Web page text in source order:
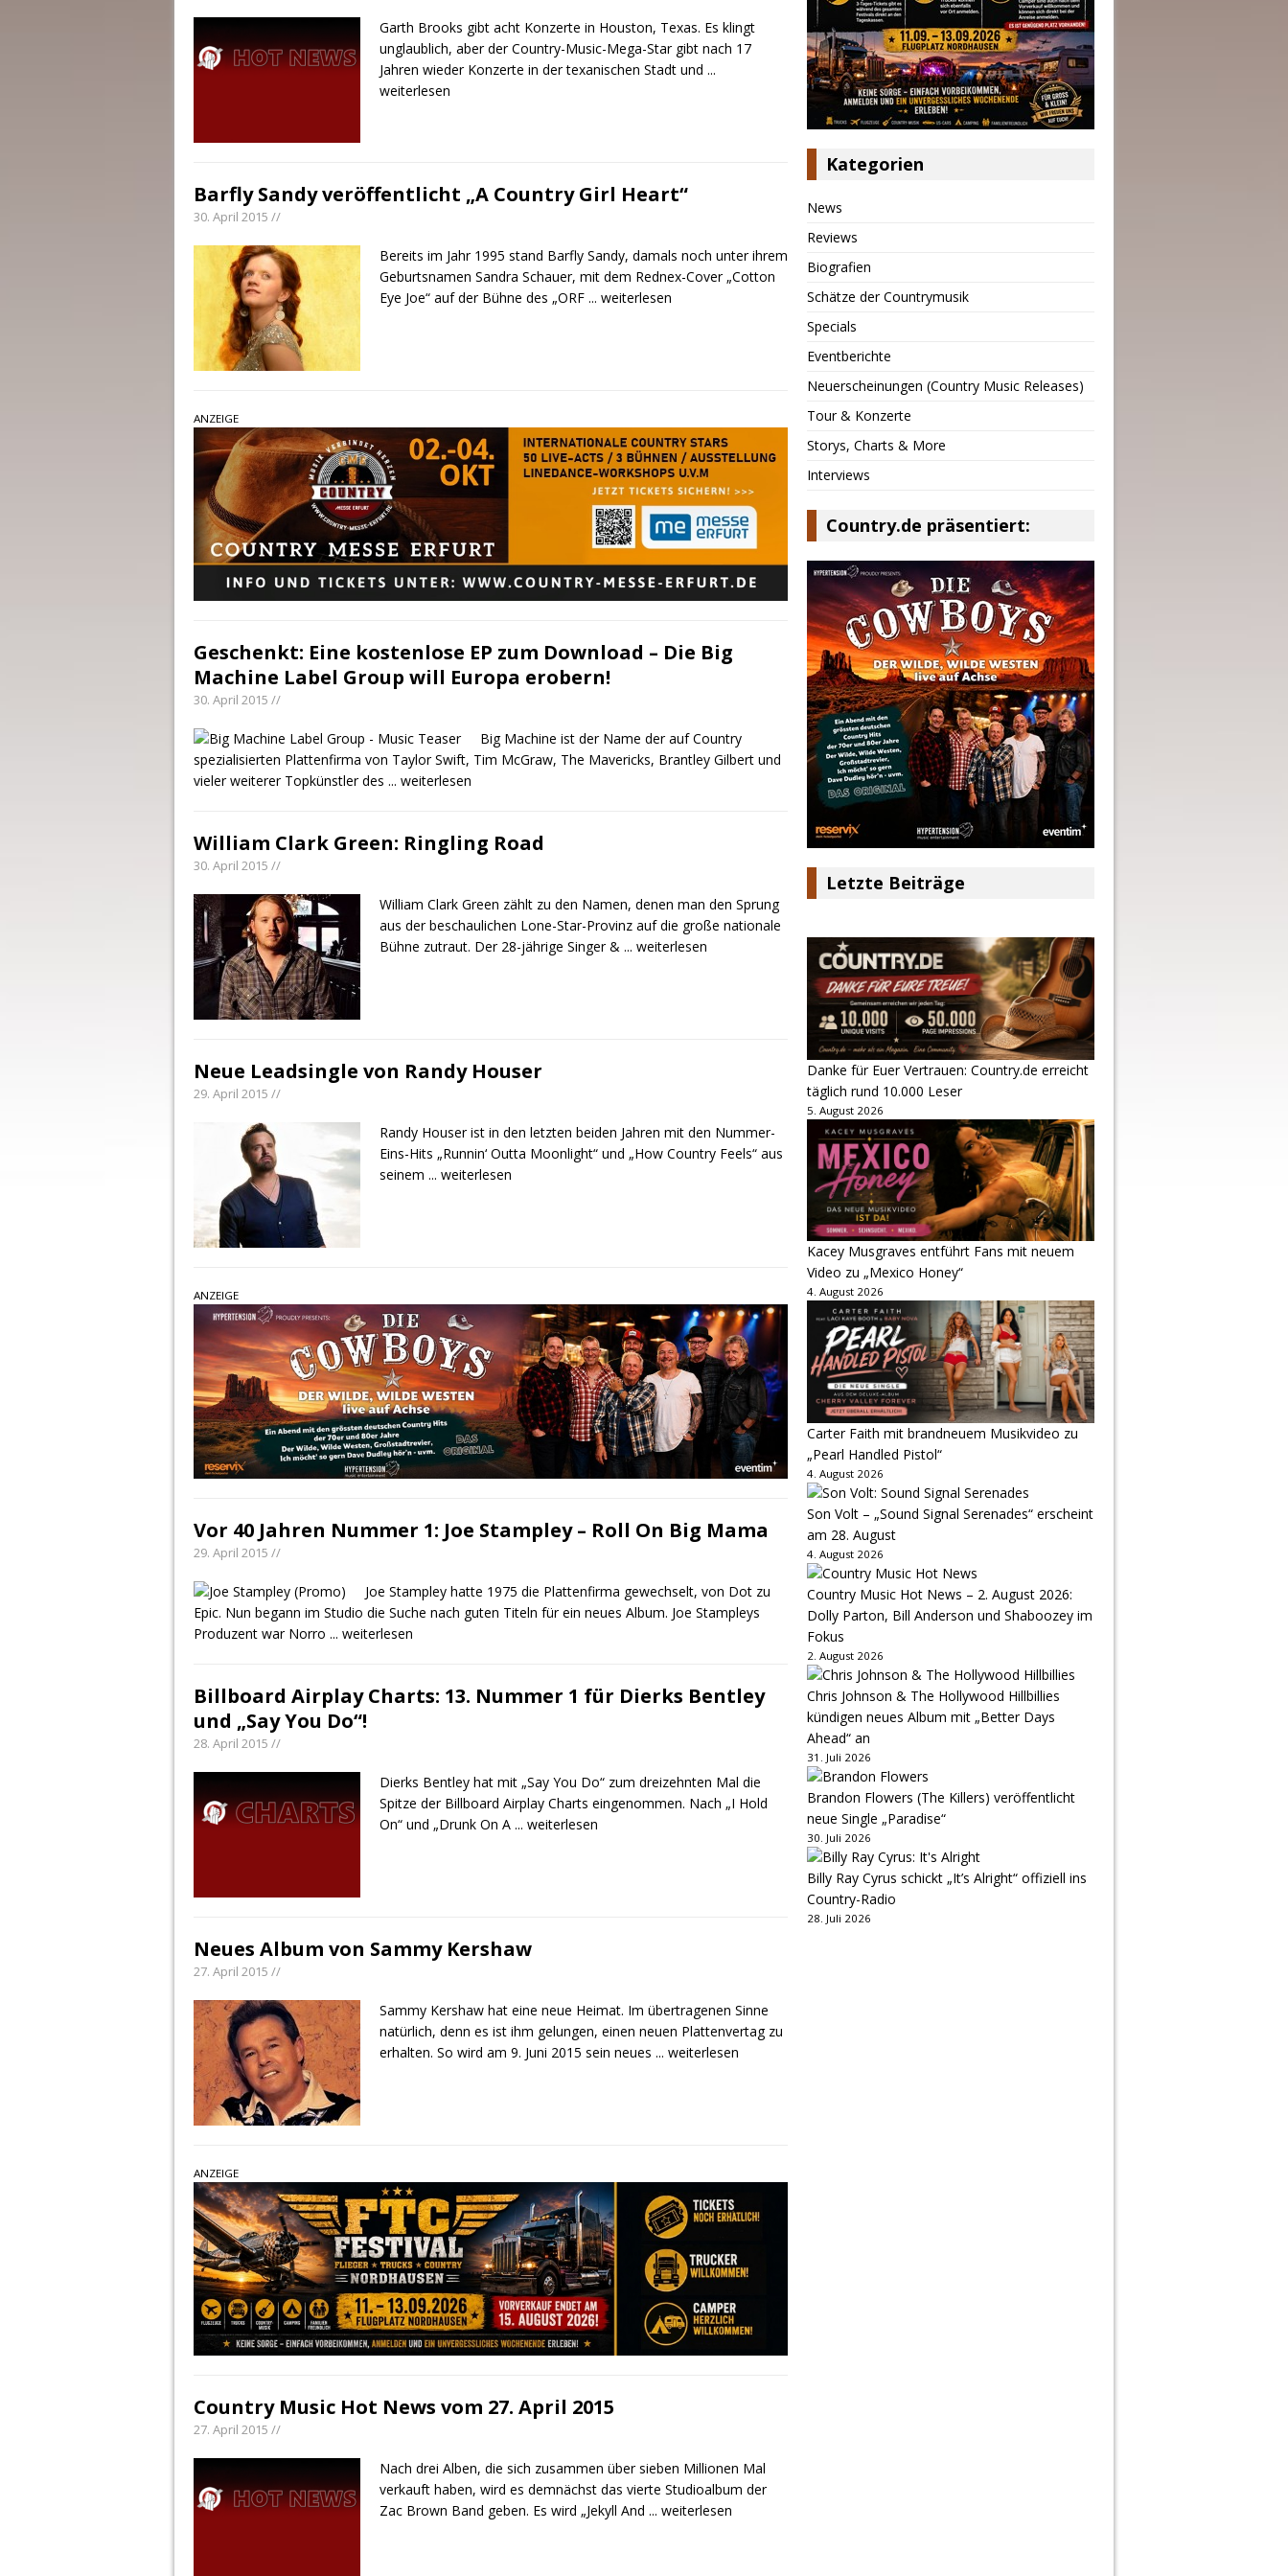
Garth Brooks gibt acht Konzerte in Houston, Texas. Es klingt
unglaublich, aber der Country-Music-Mega-Star gibt nach 17
Jahren wieder Konzerte in der texanischen Stadt und ...
weiterlesen
Barfly Sandy veröffentlicht „A Country Girl Heart“
30. April 2015 //
Bereits im Jahr 1995 stand Barfly Sandy, damals noch unter ihrem
Geburtsnamen Sandra Schauer, mit dem Rednex-Cover „Cotton
Eye Joe“ auf der Bühne des „ORF ... weiterlesen
ANZEIGE
Geschenkt: Eine kostenlose EP zum Download – Die Big
Machine Label Group will Europa erobern!
30. April 2015 //
Big Machine ist der Name der auf Country
spezialisierten Plattenfirma von Taylor Swift, Tim McGraw, The Mavericks, Brantley Gilbert und
vieler weiterer Topkünstler des ... weiterlesen
William Clark Green: Ringling Road
30. April 2015 //
William Clark Green zählt zu den Namen, denen man den Sprung
aus der beschaulichen Lone-Star-Provinz auf die große nationale
Bühne zutraut. Der 28-jährige Singer & ... weiterlesen
Neue Leadsingle von Randy Houser
29. April 2015 //
Randy Houser ist in den letzten beiden Jahren mit den Nummer-
Eins-Hits „Runnin‘ Outta Moonlight“ und „How Country Feels“ aus
seinem ... weiterlesen
ANZEIGE
Vor 40 Jahren Nummer 1: Joe Stampley – Roll On Big Mama
29. April 2015 //
Joe Stampley hatte 1975 die Plattenfirma gewechselt, von Dot zu
Epic. Nun begann im Studio die Suche nach guten Titeln für ein neues Album. Joe Stampleys
Produzent war Norro ... weiterlesen
Billboard Airplay Charts: 13. Nummer 1 für Dierks Bentley
und „Say You Do“!
28. April 2015 //
Dierks Bentley hat mit „Say You Do“ zum dreizehnten Mal die
Spitze der Billboard Airplay Charts eingenommen. Nach „I Hold
On“ und „Drunk On A ... weiterlesen
Neues Album von Sammy Kershaw
27. April 2015 //
Sammy Kershaw hat eine neue Heimat. Im übertragenen Sinne
natürlich, denn es ist ihm gelungen, einen neuen Plattenvertag zu
erhalten. So wird am 9. Juni 2015 sein neues ... weiterlesen
ANZEIGE
Country Music Hot News vom 27. April 2015
27. April 2015 //
Nach drei Alben, die sich zusammen über sieben Millionen Mal
verkauft haben, wird es demnächst das vierte Studioalbum der
Zac Brown Band geben. Es wird „Jekyll And ... weiterlesen
Kategorien
News
Reviews
Biografien
Schätze der Countrymusik
Specials
Eventberichte
Neuerscheinungen (Country Music Releases)
Tour & Konzerte
Storys, Charts & More
Interviews
Country.de präsentiert:
Letzte Beiträge
Danke für Euer Vertrauen: Country.de erreicht
täglich rund 10.000 Leser
5. August 2026
Kacey Musgraves entführt Fans mit neuem
Video zu „Mexico Honey“
4. August 2026
Carter Faith mit brandneuem Musikvideo zu
„Pearl Handled Pistol“
4. August 2026
Son Volt – „Sound Signal Serenades“ erscheint
am 28. August
4. August 2026
Country Music Hot News – 2. August 2026:
Dolly Parton, Bill Anderson und Shaboozey im
Fokus
2. August 2026
Chris Johnson & The Hollywood Hillbillies
kündigen neues Album mit „Better Days
Ahead“ an
31. Juli 2026
Brandon Flowers (The Killers) veröffentlicht
neue Single „Paradise“
30. Juli 2026
Billy Ray Cyrus schickt „It’s Alright“ offiziell ins
Country-Radio
28. Juli 2026